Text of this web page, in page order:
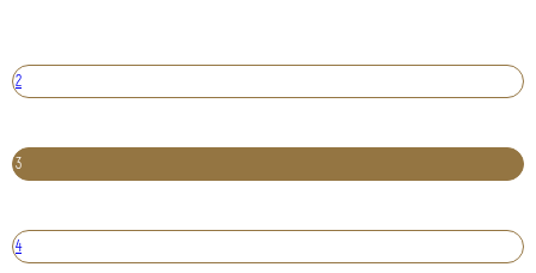
2
3
4